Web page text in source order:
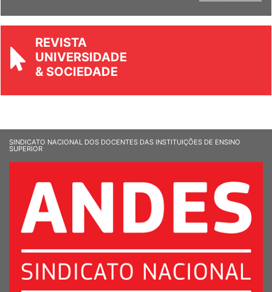
REVISTA
UNIVERSIDADE
& SOCIEDADE
SINDICATO NACIONAL DOS DOCENTES DAS INSTITUIÇÕES DE ENSINO
SUPERIOR